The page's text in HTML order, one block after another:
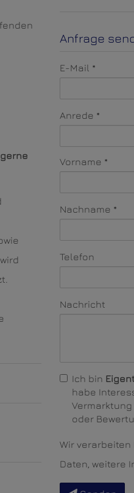
Anfrage
E-Mail
Anrede
Vorname
Nachname
Telefon
Nachricht
Ich bin
habe
oder
Wir
Daten, weitere